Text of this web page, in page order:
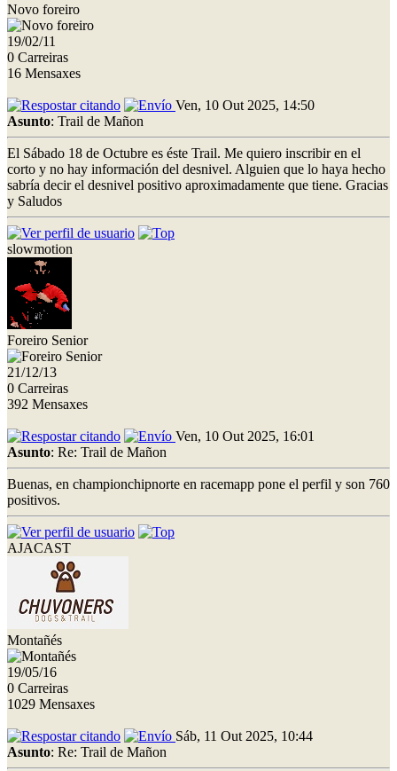
Novo foreiro
19/02/11
0 Carreiras
16 Mensaxes
Ven, 10 Out 2025, 14:50
Asunto: Trail de Mañon
El Sábado 18 de Octubre es éste Trail. Me quiero inscribir en el
corto y no hay información del desnivel. Alguien que lo haya hecho
sabría decir el desnivel positivo aproximadamente que tiene. Gracias
y Saludos
slowmotion
Foreiro Senior
21/12/13
0 Carreiras
392 Mensaxes
Ven, 10 Out 2025, 16:01
Asunto: Re: Trail de Mañon
Buenas, en championchipnorte en racemapp pone el perfil y son 760
positivos.
AJACAST
Montañés
19/05/16
0 Carreiras
1029 Mensaxes
Sáb, 11 Out 2025, 10:44
Asunto: Re: Trail de Mañon